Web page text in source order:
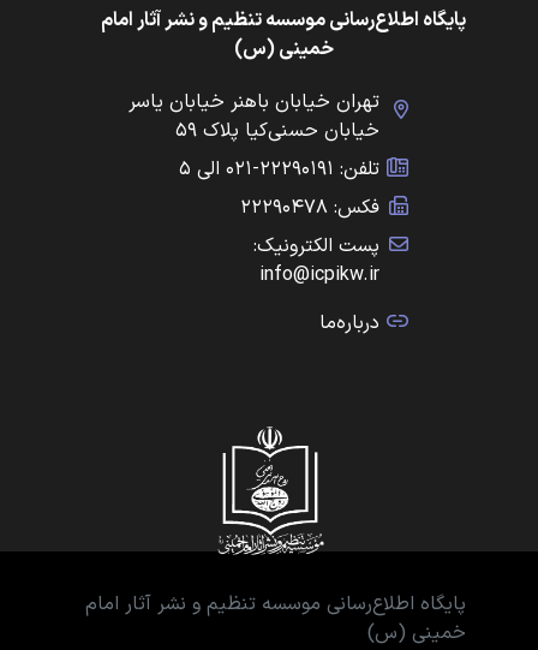
پایگاه اطلاع‌رسانی موسسه تنظیم و نشر آثار امام
خمینی (س)
تهران خیابان باهنر خیابان یاسر
خیابان حسنی‌کیا پلاک ۵۹
تلفن: ۲۲۲۹۰۱۹۱-۰۲۱ الی ۵
فکس: ۲۲۲۹۰۴۷۸
پست الکترونیک:
info@icpikw.ir
درباره‌ما
پایگاه اطلاع‌رسانی موسسه تنظیم و نشر آثار امام
خمینی (س)